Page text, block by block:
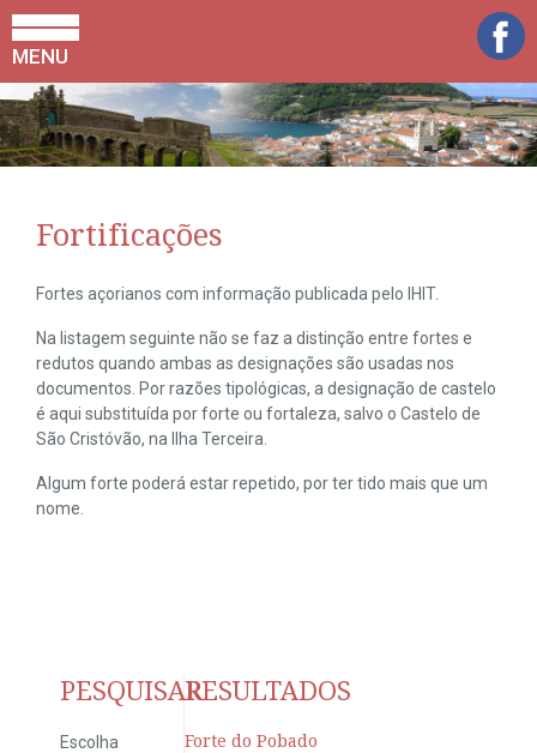
MENU
Fortificações
Fortes açorianos com informação publicada pelo IHIT.
Na listagem seguinte não se faz a distinção entre fortes e
redutos quando ambas as designações são usadas nos
documentos. Por razões tipológicas, a designação de castelo
é aqui substituída por forte ou fortaleza, salvo o Castelo de
São Cristóvão, na Ilha Terceira.
Algum forte poderá estar repetido, por ter tido mais que um
nome.
PESQUISAR
Escolha
RESULTADOS
Forte do Pobado